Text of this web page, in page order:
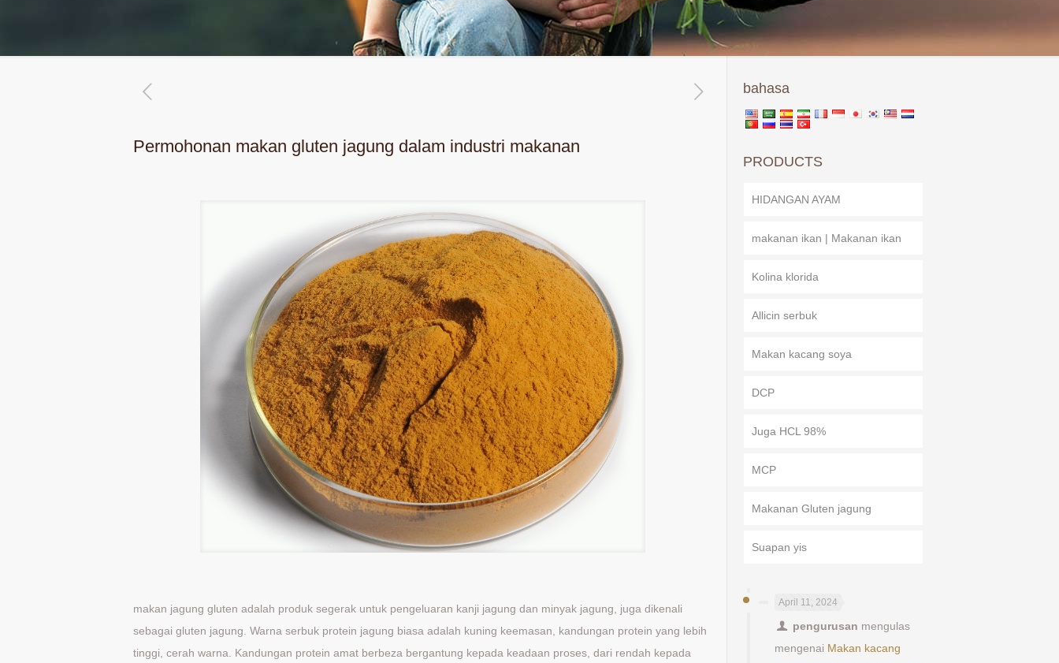
Permohonan makan gluten jagung dalam industri makanan
makan jagung gluten adalah produk segerak untuk pengeluaran kanji jagung dan minyak jagung, juga dikenali
sebagai gluten jagung. Warna serbuk protein jagung biasa adalah kuning keemasan, kandungan protein yang lebih
tinggi, cerah warna. Kandungan protein amat berbeza bergantung kepada keadaan proses, dari rendah kepada
bahasa
PRODUCTS
HIDANGAN AYAM
makanan ikan | Makanan ikan
Kolina klorida
Allicin serbuk
Makan kacang soya
DCP
Juga HCL 98%
MCP
Makanan Gluten jagung
Suapan yis
April 11, 2024
pengurusan mengulas
mengenai Makan kacang